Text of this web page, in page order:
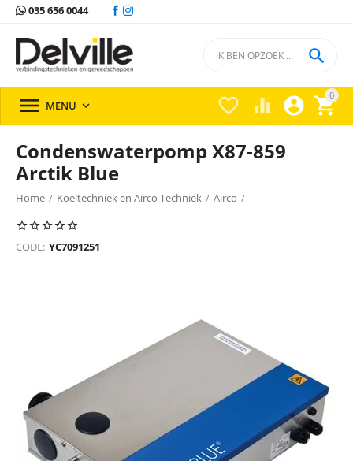
035 656 0044
0


 

 MENU 
Condenswaterpomp X87-859
Arctik Blue
Home / Koeltechniek en Airco Techniek / Airco /
Condensafvoerpomp
Condenswaterpomp Bluediamond
CODE: YC7091251